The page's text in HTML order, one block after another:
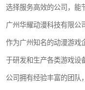
选择服务高效的公司，能
广州华耀动漫科技有限公
作为广州知名的动漫游戏
于研发和生产各类游戏设
公司拥有经验丰富的团队